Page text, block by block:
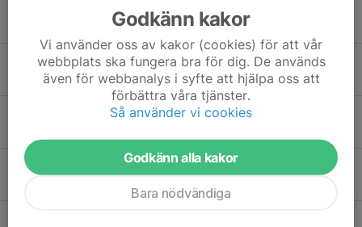
Seniorer på läger i Vålådalen
18 okt 2024 0
Vårsavslutning Ungdom
5 jun 2024 1
Anmälan för FIS-koder 2024/2025 har öppnat!
Vauhti Beställning/Info
Godkänn kakor
Vi använder oss av kakor (cookies) för att vår
webbplats ska fungera bra för dig. De används
även för webbanalys i syfte att hjälpa oss att
förbättra våra tjänster.
Så använder vi cookies
Godkänn alla kakor
Bara nödvändiga